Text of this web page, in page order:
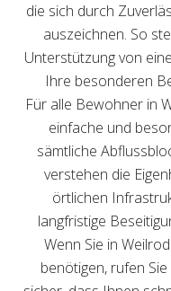
die sich durch
auszeichnen. So
Unterstützung von
Ihre besonderen
Für alle Bewohner in
einfache und
sämtliche
verstehen die
örtlichen
langfristige
Wenn Sie in
benötigen, rufen